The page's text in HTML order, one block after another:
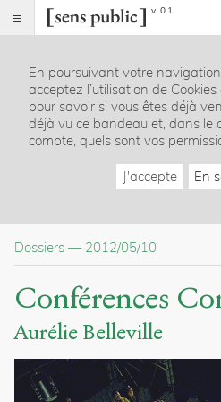
v. 0.1
Index
Dossier
Table
des
Saison 2012-2013
Saison 2011-2012
Saison 2010-2011
Saison 2009-2010
Citer /
Partager
/
Exporter
En poursuivant votre
acceptez l’utilisation de
pour savoir si vous êtes déjà
déjà vu ce bandeau et, dans le
compte, quels sont vos
J'accepte En
Dossiers — 2012/05/10
Conférences
Aurélie Belleville